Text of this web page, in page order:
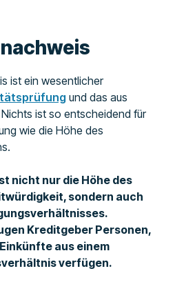
ist ein wesentlicher
und das aus
ist so entscheidend für
wie die Höhe des
nicht nur die Höhe des
sondern auch
Kreditgeber Personen,
aus einem
verfügen.